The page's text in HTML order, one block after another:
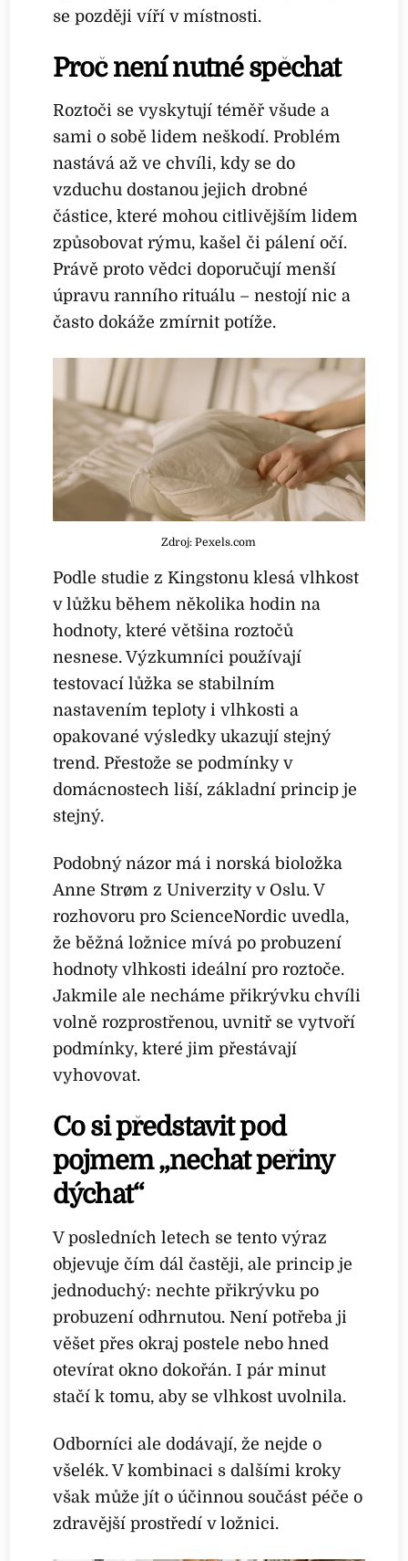
se později víří v místnosti.
Proč není nutné spěchat
Roztoči se vyskytují téměř všude a
sami o sobě lidem neškodí. Problém
nastává až ve chvíli, kdy se do
vzduchu dostanou jejich drobné
částice, které mohou citlivějším lidem
způsobovat rýmu, kašel či pálení očí.
Právě proto vědci doporučují menší
úpravu ranního rituálu – nestojí nic a
často dokáže zmírnit potíže.
Zdroj: Pexels.com
Podle studie z Kingstonu klesá vlhkost
v lůžku během několika hodin na
hodnoty, které většina roztočů
nesnese. Výzkumníci používají
testovací lůžka se stabilním
nastavením teploty i vlhkosti a
opakované výsledky ukazují stejný
trend. Přestože se podmínky v
domácnostech liší, základní princip je
stejný.
Podobný názor má i norská bioložka
Anne Strøm z Univerzity v Oslu. V
rozhovoru pro ScienceNordic uvedla,
že běžná ložnice mívá po probuzení
hodnoty vlhkosti ideální pro roztoče.
Jakmile ale necháme přikrývku chvíli
volně rozprostřenou, uvnitř se vytvoří
podmínky, které jim přestávají
vyhovovat.
Co si představit pod
pojmem „nechat peřiny
dýchat“
V posledních letech se tento výraz
objevuje čím dál častěji, ale princip je
jednoduchý: nechte přikrývku po
probuzení odhrnutou. Není potřeba ji
věšet přes okraj postele nebo hned
otevírat okno dokořán. I pár minut
stačí k tomu, aby se vlhkost uvolnila.
Odborníci ale dodávají, že nejde o
všelék. V kombinaci s dalšími kroky
však může jít o účinnou součást péče o
zdravější prostředí v ložnici.